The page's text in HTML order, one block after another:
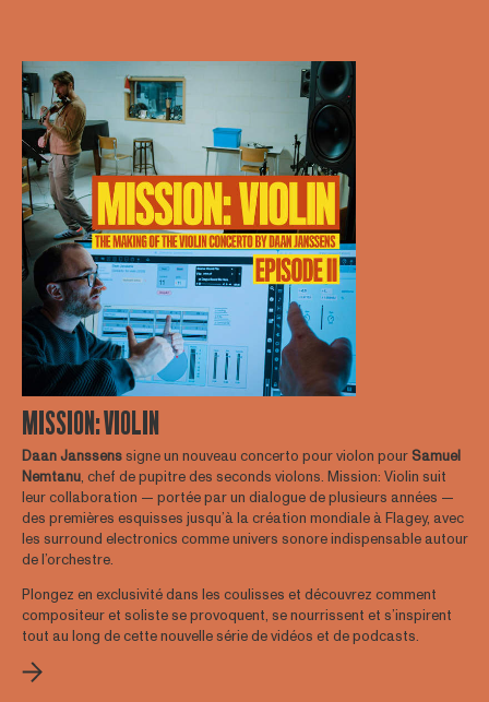
MISSION: VIOLIN
DaanJanssenssigne un nouveau concerto pour violon pourSamuel
Nemtanu, chef de pupitre des seconds violons. Mission: Violin suit
leur collaboration — portée par un dialogue de plusieurs années —
des premières esquisses jusqu’à la création mondiale à Flagey, avec
les surround electronics comme univers sonore indispensable autour
de l’orchestre.
Plongez en exclusivité dans les coulisses et découvrez comment
compositeur et soliste se provoquent, se nourrissent et s’inspirent
tout au long de cette nouvelle série de vidéos et de podcasts.